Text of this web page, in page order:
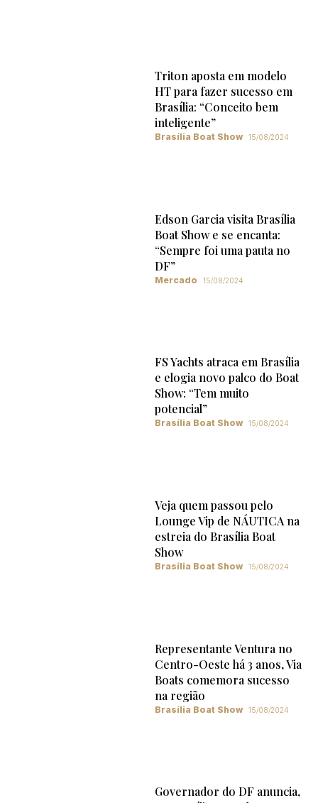
Triton aposta em modelo
HT para fazer sucesso em
Brasília: “Conceito bem
inteligente”
Brasília Boat Show 15/08/2024
Edson Garcia visita Brasília
Boat Show e se encanta:
“Sempre foi uma pauta no
DF”
Mercado 15/08/2024
FS Yachts atraca em Brasília
e elogia novo palco do Boat
Show: “Tem muito
potencial”
Brasília Boat Show 15/08/2024
Veja quem passou pelo
Lounge Vip de NÁUTICA na
estreia do Brasília Boat
Show
Brasília Boat Show 15/08/2024
Representante Ventura no
Centro-Oeste há 3 anos, Via
Boats comemora sucesso
na região
Brasília Boat Show 15/08/2024
Governador do DF anuncia,